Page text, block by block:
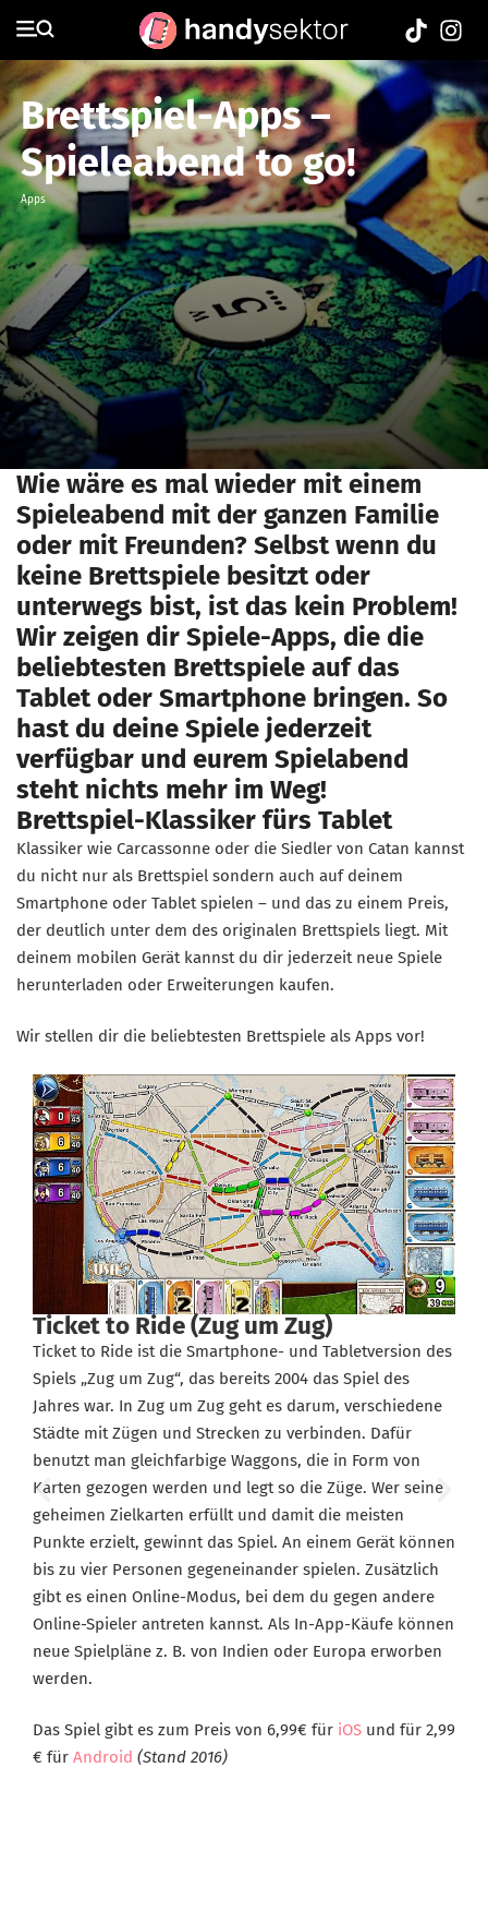
Brettspiel-Apps –
Spieleabend to go!
Apps
Wie wäre es mal wieder mit einem
Spieleabend mit der ganzen Familie
oder mit Freunden? Selbst wenn du
keine Brettspiele besitzt oder
unterwegs bist, ist das kein Problem!
Wir zeigen dir Spiele-Apps, die die
beliebtesten Brettspiele auf das
Tablet oder Smartphone bringen. So
hast du deine Spiele jederzeit
verfügbar und eurem Spielabend
steht nichts mehr im Weg!
Brettspiel-Klassiker fürs Tablet
Klassiker wie Carcassonne oder die Siedler von Catan kannst
du nicht nur als Brettspiel sondern auch auf deinem
Smartphone oder Tablet spielen – und das zu einem Preis,
der deutlich unter dem des originalen Brettspiels liegt. Mit
deinem mobilen Gerät kannst du dir jederzeit neue Spiele
herunterladen oder Erweiterungen kaufen.
Wir stellen dir die beliebtesten Brettspiele als Apps vor!
Ticket to Ride (Zug um Zug)
Ticket to Ride ist die Smartphone- und Tabletversion des
Spiels „Zug um Zug“, das bereits 2004 das Spiel des
Jahres war. In Zug um Zug geht es darum, verschiedene
Städte mit Zügen und Strecken zu verbinden. Dafür
benutzt man gleichfarbige Waggons, die in Form von
Karten gezogen werden und legt so die Züge. Wer seine
geheimen Zielkarten erfüllt und damit die meisten
Punkte erzielt, gewinnt das Spiel. An einem Gerät können
bis zu vier Personen gegeneinander spielen. Zusätzlich
gibt es einen Online-Modus, bei dem du gegen andere
Online-Spieler antreten kannst. Als In-App-Käufe können
neue Spielpläne z. B. von Indien oder Europa erworben
werden.
Das Spiel gibt es zum Preis von 6,99€ für iOS und für 2,99
€ für Android (Stand 2016)